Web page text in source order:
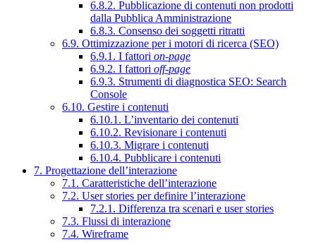
6.8.2. Pubblicazione di contenuti non prodotti
dalla Pubblica Amministrazione
6.8.3. Consenso dei soggetti ritratti
6.9. Ottimizzazione per i motori di ricerca (SEO)
6.9.1. I fattori on-page
6.9.2. I fattori off-page
6.9.3. Strumenti di diagnostica SEO: Search
Console
6.10. Gestire i contenuti
6.10.1. L’inventario dei contenuti
6.10.2. Revisionare i contenuti
6.10.3. Migrare i contenuti
6.10.4. Pubblicare i contenuti
7. Progettazione dell’interazione
7.1. Caratteristiche dell’interazione
7.2. User stories per definire l’interazione
7.2.1. Differenza tra scenari e user stories
7.3. Flussi di interazione
7.4. Wireframe